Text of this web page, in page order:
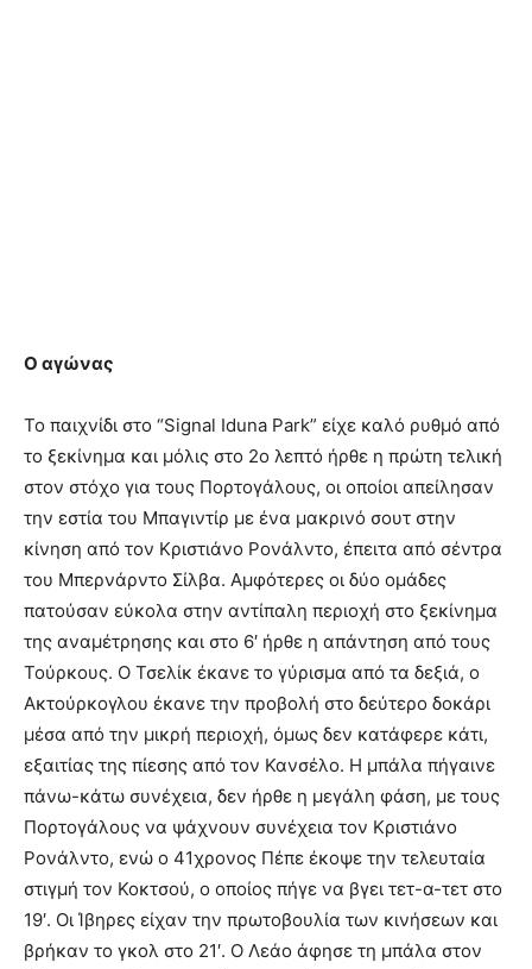
Ο αγώνας
Το παιχνίδι στο “Signal Iduna Park” είχε καλό ρυθμό από
το ξεκίνημα και μόλις στο 2ο λεπτό ήρθε η πρώτη τελική
στον στόχο για τους Πορτογάλους, οι οποίοι απείλησαν
την εστία του Μπαγιντίρ με ένα μακρινό σουτ στην
κίνηση από τον Κριστιάνο Ρονάλντο, έπειτα από σέντρα
του Μπερνάρντο Σίλβα. Αμφότερες οι δύο ομάδες
πατούσαν εύκολα στην αντίπαλη περιοχή στο ξεκίνημα
της αναμέτρησης και στο 6′ ήρθε η απάντηση από τους
Τούρκους. Ο Τσελίκ έκανε το γύρισμα από τα δεξιά, ο
Ακτούρκογλου έκανε την προβολή στο δεύτερο δοκάρι
μέσα από την μικρή περιοχή, όμως δεν κατάφερε κάτι,
εξαιτίας της πίεσης από τον Κανσέλο. Η μπάλα πήγαινε
πάνω-κάτω συνέχεια, δεν ήρθε η μεγάλη φάση, με τους
Πορτογάλους να ψάχνουν συνέχεια τον Κριστιάνο
Ρονάλντο, ενώ ο 41χρονος Πέπε έκοψε την τελευταία
στιγμή τον Κοκτσού, ο οποίος πήγε να βγει τετ-α-τετ στο
19′. Οι Ίβηρες είχαν την πρωτοβουλία των κινήσεων και
βρήκαν το γκολ στο 21′. Ο Λεάο άφησε τη μπάλα στον